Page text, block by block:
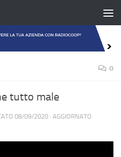
0
tutto male
08/09/2020 · AGGIORNATO